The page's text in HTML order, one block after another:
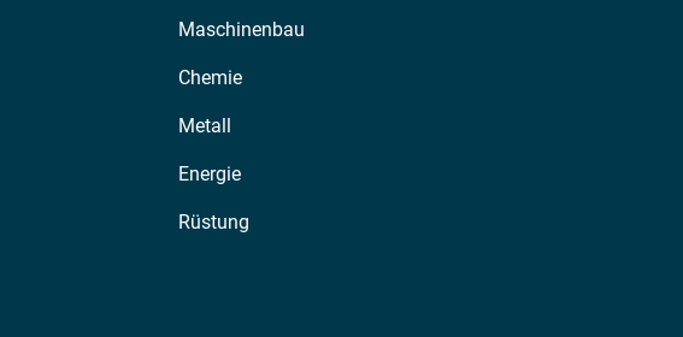
Maschinenbau
Chemie
Metall
Energie
Rüstung